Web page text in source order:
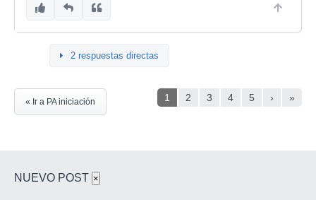
2 respuestas directas
1 2 3 4 5 › »
« Ir a PA iniciación
NUEVO POST ×